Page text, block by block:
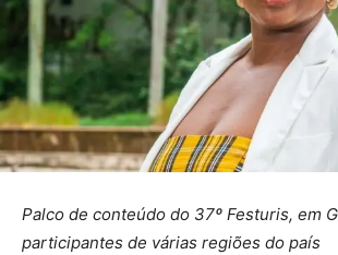
Palco de conteúdo do 37º Festuris, em
participantes de várias regiões do país